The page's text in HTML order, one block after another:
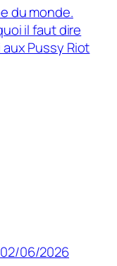
du monde.
il faut dire
aux Pussy Riot
02/06/2026